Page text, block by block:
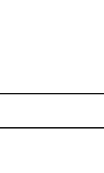
橋三越本店』や『